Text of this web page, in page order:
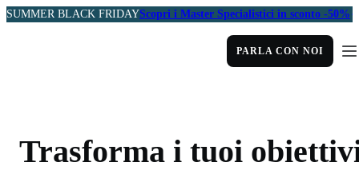
SUMMER BLACK FRIDAYScopri i Master Specialistici in sconto -50%
PARLA CON NOI
Trasforma i tuoi